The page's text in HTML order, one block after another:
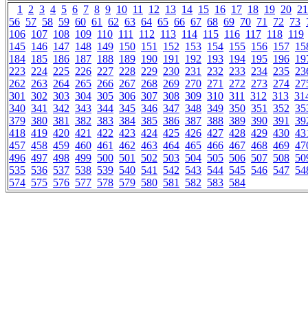
1 2 3 4 5 6 7 8 9 10 11 12 13 14 15 16 17 18 19 20 21
56 57 58 59 60 61 62 63 64 65 66 67 68 69 70 71 72 73
106 107 108 109 110 111 112 113 114 115 116 117 118 119
145 146 147 148 149 150 151 152 153 154 155 156 157
184 185 186 187 188 189 190 191 192 193 194 195 196
223 224 225 226 227 228 229 230 231 232 233 234 235
262 263 264 265 266 267 268 269 270 271 272 273 274
301 302 303 304 305 306 307 308 309 310 311 312 313
340 341 342 343 344 345 346 347 348 349 350 351 352
379 380 381 382 383 384 385 386 387 388 389 390 391
418 419 420 421 422 423 424 425 426 427 428 429 430
457 458 459 460 461 462 463 464 465 466 467 468 469
496 497 498 499 500 501 502 503 504 505 506 507 508
535 536 537 538 539 540 541 542 543 544 545 546 547
574 575 576 577 578 579 580 581 582 583 584